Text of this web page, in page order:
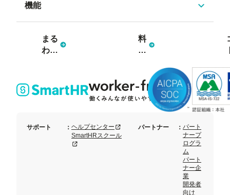
機能
まる
わか
セッ
料
金
ン
サポート ： ヘルプセンター 新規タブまたはウィンドウで開く
SmartHRスクール
新規タブまたはウィンドウで開く
パートナー ： パート
ナープ
ログラ
ム
パート
ナー企
業
開発者
向け